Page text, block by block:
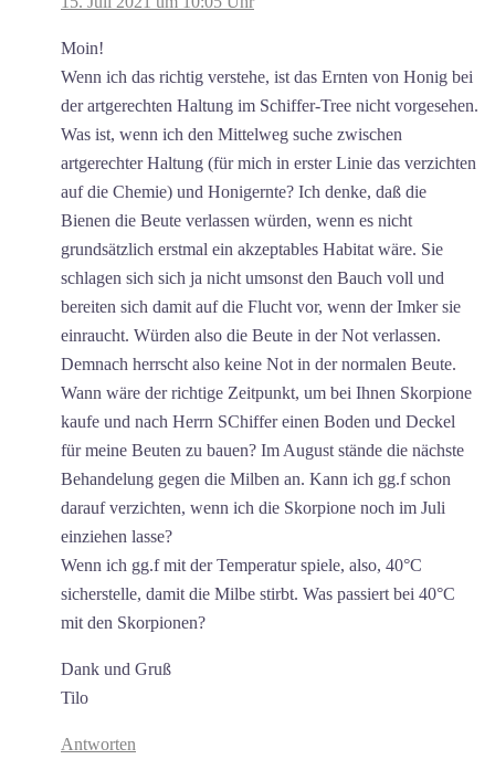
Moin!
Wenn ich das richtig verstehe, ist das Ernten von Honig bei
der artgerechten Haltung im Schiffer-Tree nicht vorgesehen.
Was ist, wenn ich den Mittelweg suche zwischen
artgerechter Haltung (für mich in erster Linie das verzichten
auf die Chemie) und Honigernte? Ich denke, daß die
Bienen die Beute verlassen würden, wenn es nicht
grundsätzlich erstmal ein akzeptables Habitat wäre. Sie
schlagen sich sich ja nicht umsonst den Bauch voll und
bereiten sich damit auf die Flucht vor, wenn der Imker sie
einraucht. Würden also die Beute in der Not verlassen.
Demnach herrscht also keine Not in der normalen Beute.
Wann wäre der richtige Zeitpunkt, um bei Ihnen Skorpione
kaufe und nach Herrn SChiffer einen Boden und Deckel
für meine Beuten zu bauen? Im August stände die nächste
Behandelung gegen die Milben an. Kann ich gg.f schon
darauf verzichten, wenn ich die Skorpione noch im Juli
einziehen lasse?
Wenn ich gg.f mit der Temperatur spiele, also, 40°C
sicherstelle, damit die Milbe stirbt. Was passiert bei 40°C
mit den Skorpionen?
Dank und Gruß
Tilo
Antworten